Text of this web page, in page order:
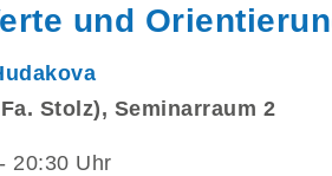
und
Stolz), Seminarraum 2
20:30 Uhr